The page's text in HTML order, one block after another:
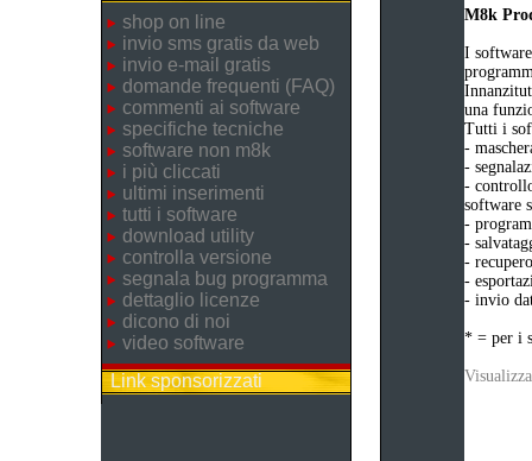
shop on line
invio sms gratis da web
invio e-mail gratis
domande frequenti (FAQ)
commenti ai software
specifiche tecniche
software non m8k
i più cliccati
ultimi inserimenti
tutti i software
download utility
controlla versione
segnala bug programma
dettaglio licenze
dicono di noi
video software
Link sponsorizzati
M8k
I
una
Tutti i
-
-
-
software
-
-
-
-
- invio
* = per i